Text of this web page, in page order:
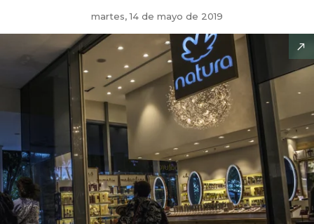
martes, 14 de mayo de 2019